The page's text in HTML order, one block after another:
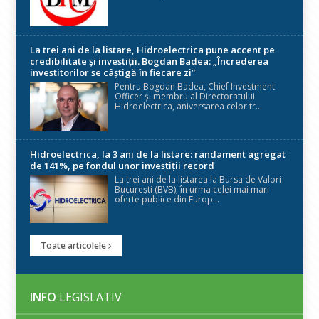
La trei ani de la listare, Hidroelectrica pune accent pe
credibilitate și investiții. Bogdan Badea: „Încrederea
investitorilor se câștigă în fiecare zi”
Pentru Bogdan Badea, Chief Investment
Officer și membru al Directoratului
Hidroelectrica, aniversarea celor tr...
Hidroelectrica, la 3 ani de la listare: randament agregat
de 141%, pe fondul unor investiții record
La trei ani de la listarea la Bursa de Valori
București (BVB), în urma celei mai mari
oferte publice din Europ...
Toate articolele
INFO LEGISLATIV